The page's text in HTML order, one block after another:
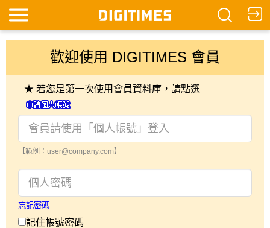
歡迎使用 DIGITIMES 會員
★ 若您是第一次使用會員資料庫，請點選
【範例：user@company.com】
忘記密碼
記住帳號密碼